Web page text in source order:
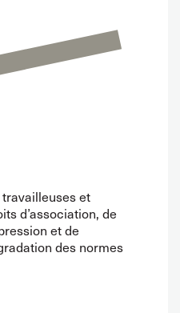
et
d’association, de
et de
des normes